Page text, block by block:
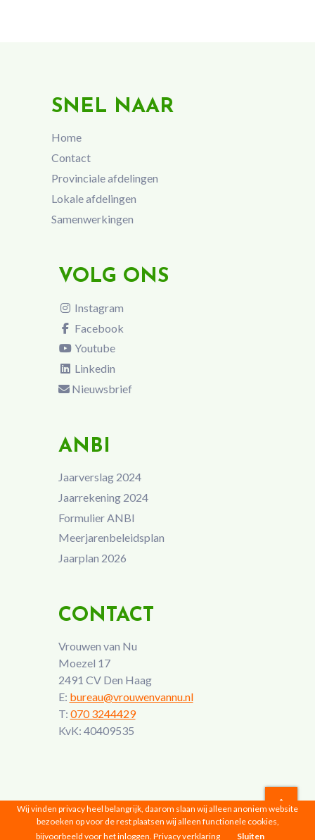
SNEL NAAR
Home
Contact
Provinciale afdelingen
Lokale afdelingen
Samenwerkingen
VOLG ONS
Instagram
Facebook
Youtube
Linkedin
Nieuwsbrief
ANBI
Jaarverslag 2024
Jaarrekening 2024
Formulier ANBI
Meerjarenbeleidsplan
Jaarplan 2026
CONTACT
Vrouwen van Nu
Moezel 17
2491 CV Den Haag
E: bureau@vrouwenvannu.nl
T: 070 3244429
KvK: 40409535
Vrouwen van Nu © 2026 |Privacyverklaring
Wij vinden privacy heel belangrijk, daarom slaan wij alleen anoniem website
bezoeken op voor de rest plaatsen wij alleen functionele cookies,
bijvoorbeeld voor het inloggen. Privacy verklaring Sluiten